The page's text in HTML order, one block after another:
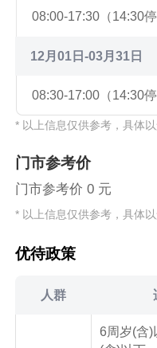
08:00-17:30（14:30
12月01日-03月31日
08:30-17:00（14:30
* 以上信息仅供参考，具体
门市参考价
门市参考价 0 元
* 以上信息仅供参考，具体
优待政策
人群
6周岁(含)